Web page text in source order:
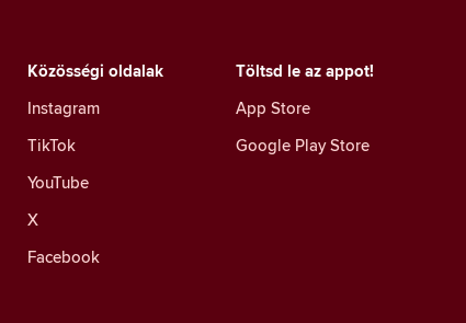
Közösségi oldalak
Instagram
TikTok
YouTube
X
Facebook
Töltsd le az appot!
App Store
Google Play Store